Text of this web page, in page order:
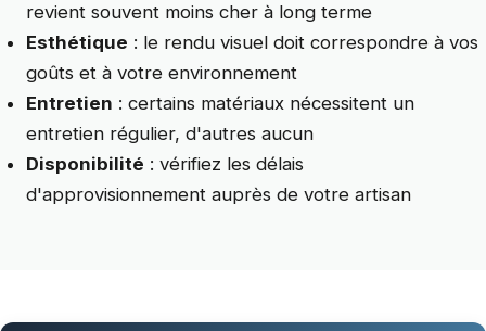
revient souvent moins cher à long terme
Esthétique : le rendu visuel doit correspondre à vos
goûts et à votre environnement
Entretien : certains matériaux nécessitent un
entretien régulier, d'autres aucun
Disponibilité : vérifiez les délais
d'approvisionnement auprès de votre artisan